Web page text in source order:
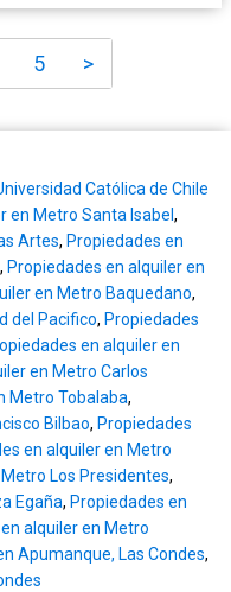
5 >
Católica de Chile
en Metro Santa Isabel ,
Artes, Propiedades en
, Propiedades en alquiler en
en Metro Baquedano,
del Pacifico, Propiedades
en alquiler en
en Metro Carlos
Metro Tobalaba,
Bilbao, Propiedades
en alquiler en Metro
Los Presidentes,
Egaña, Propiedades en
alquiler en Metro
Apumanque, Las Condes,